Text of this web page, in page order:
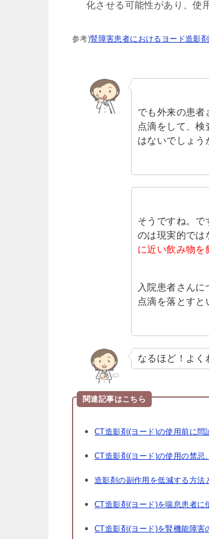
化させる可能性があり、使
参考)腎障害患者におけるヨード造影
でも外来の患者
点滴をして、
はないでしょう
そうですね。で
のは現実的では
に近い飲み物を
入院患者さん
点滴を落とすと
なるほど！よく
関連記事はこちら
CT造影剤(ヨード)の使用前に問
CT造影剤(ヨード)の使用の禁忌
造影剤の副作用を低減する方法
CT造影剤(ヨード)を喘息患者に
CT造影剤(ヨード)を腎機能障害